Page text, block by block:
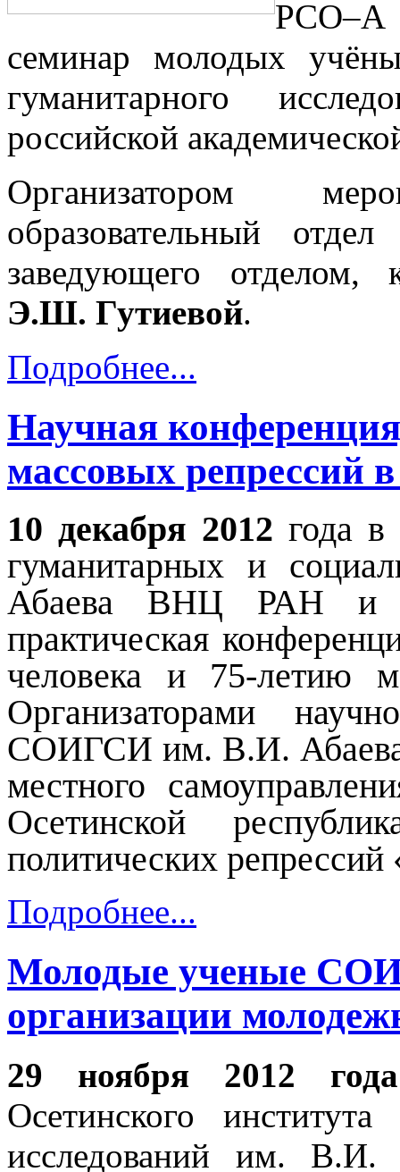
РСО–А
семинар молодых
гуманитарного
российской
Организатором
образовательный
заведующего отделом,
Э.Ш. Гутиевой.
Подробнее...
Научная
массовых репрессий
10 декабря 2012 года в
гуманитарных и
Абаева ВНЦ РАН и
практическая
человека и 75-летию
Организаторами
СОИГСИ им. В.И. Абаева
местного
Осетинской
политических
Подробнее...
Молодые ученые
организации
29 ноября 2012 года
Осетинского
исследований им.